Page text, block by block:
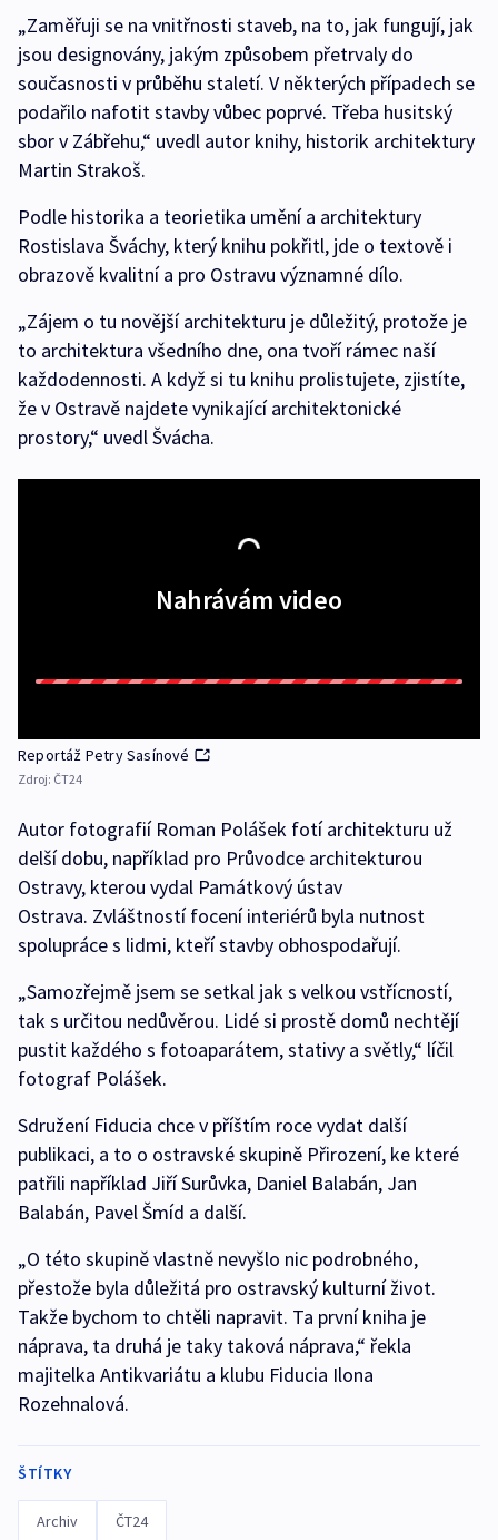
„Zaměřuji se na vnitřnosti staveb, na to, jak fungují, jak
jsou designovány, jakým způsobem přetrvaly do
současnosti v průběhu staletí. V některých případech se
podařilo nafotit stavby vůbec poprvé. Třeba husitský
sbor v Zábřehu,“ uvedl autor knihy, historik architektury
Martin Strakoš.
Podle historika a teorietika umění a architektury
Rostislava Šváchy, který knihu pokřitl, jde o textově i
obrazově kvalitní a pro Ostravu významné dílo.
„Zájem o tu novější architekturu je důležitý, protože je
to architektura všedního dne, ona tvoří rámec naší
každodennosti. A když si tu knihu prolistujete, zjistíte,
že v Ostravě najdete vynikající architektonické
prostory,“ uvedl Švácha.
Nahrávám video
Reportáž Petry Sasínové
Zdroj: ČT24
Autor fotografií Roman Polášek fotí architekturu už
delší dobu, například pro Průvodce architekturou
Ostravy, kterou vydal Památkový ústav
Ostrava. Zvláštností focení interiérů byla nutnost
spolupráce s lidmi, kteří stavby obhospodařují.
„Samozřejmě jsem se setkal jak s velkou vstřícností,
tak s určitou nedůvěrou. Lidé si prostě domů nechtějí
pustit každého s fotoaparátem, stativy a světly,“ líčil
fotograf Polášek.
Sdružení Fiducia chce v příštím roce vydat další
publikaci, a to o ostravské skupině Přirození, ke které
patřili například Jiří Surůvka, Daniel Balabán, Jan
Balabán, Pavel Šmíd a další.
„O této skupině vlastně nevyšlo nic podrobného,
přestože byla důležitá pro ostravský kulturní život.
Takže bychom to chtěli napravit. Ta první kniha je
náprava, ta druhá je taky taková náprava,“ řekla
majitelka Antikvariátu a klubu Fiducia Ilona
Rozehnalová.
ŠTÍTKY
Archiv ČT24